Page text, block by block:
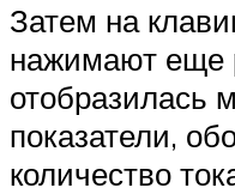
Затем на
нажимают еще
отобразилась
показатели,
количество